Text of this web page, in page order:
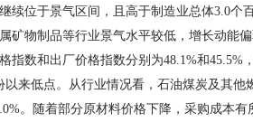
续位于景气区间，且高于制造业总体3.0个
矿物制品等行业景气水平较低，增长动能偏
指数和出厂价格指数分别为48.1%和45.5%
来低点。从行业情况看，石油煤炭及其他
。随着部分原材料价格下降，采购成本有